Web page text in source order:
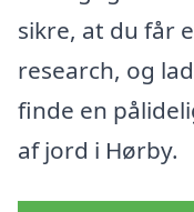
sikre, at du får
research, og
finde en
af jord i Hørby.